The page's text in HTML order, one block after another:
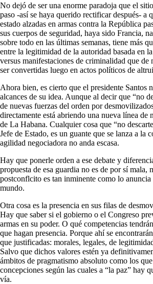
No dejó de ser una enorme paradoja que el
paso -así se haya querido rectificar después- a
estado alzadas en armas contra la República
sus cuerpos de seguridad, haya sido Francia,
sobre todo en las últimas semanas, tiene más
entre la legitimidad de la autoridad basada en
versus manifestaciones de criminalidad que de
ser convertidas luego en actos políticos de
Ahora bien, es cierto que el presidente Santos
alcances de su idea. Aunque al decir que “no
de nuevas fuerzas del orden por
directamente está abriendo una nueva línea de
de La Habana. Cualquier cosa que “no
Jefe de Estado, es un guante que se lanza a la
agilidad negociadora no anda escasa.
Hay que ponerle orden a ese debate y
propuesta de esa guardia no es de por sí mala,
postconflcito es tan inminente como lo
mundo.
Otra cosa es la presencia en sus filas de
Hay que saber si el gobierno o el Congreso
armas en su poder. O qué competencias
que hagan presencia. Porque ahí se
que justificadas: morales, legales, de
Salvo que dichos valores estén ya
ámbitos de pragmatismo absoluto como los
concepciones según las cuales a “la paz” hay
vía.